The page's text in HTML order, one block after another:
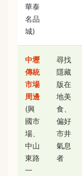
華泰
名品
城)
中壢
傳統
市場
周邊
(興
國市
場、
中山
東路
一
尋找
隱藏
版在
地美
食、
偏好
市井
氣息
者